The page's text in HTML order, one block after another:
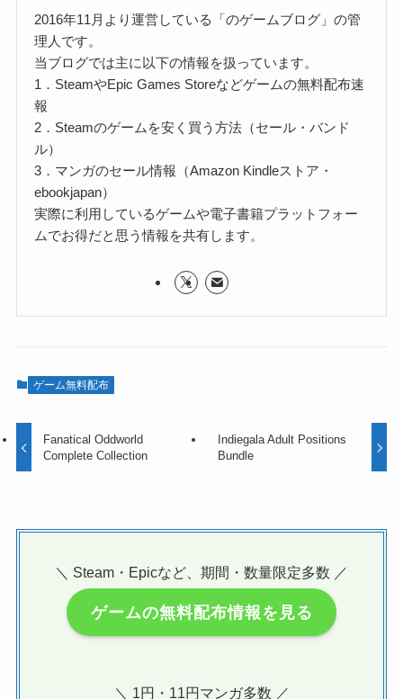
2016年11月より運営している「のゲームブログ」の管
理人です。
当ブログでは主に以下の情報を扱っています。
1．SteamやEpic Games Storeなどゲームの無料配布速
報
2．Steamのゲームを安く買う方法（セール・バンド
ル）
3．マンガのセール情報（Amazon Kindleストア・
ebookjapan）
実際に利用しているゲームや電子書籍プラットフォー
ムでお得だと思う情報を共有します。
ゲーム無料配布
Fanatical Oddworld
Complete Collection
Indiegala Adult Positions
Bundle
＼ Steam・Epicなど、期間・数量限定多数 ／
ゲームの無料配布情報を見る
＼ 1円・11円マンガ多数 ／